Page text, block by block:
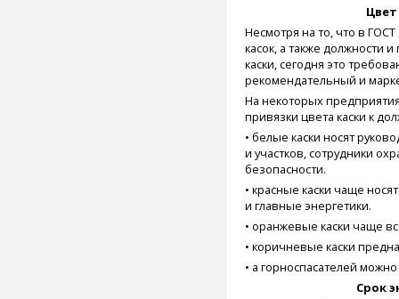
Несмотря на то, что в
касок, а также должности
каски, сегодня это
рекомендательный и
На некоторых
привязки цвета каски к
• белые каски носят
и участков, сотрудники
безопасности.
• красные каски чаще
и главные энергетики.
• оранжевые каски чаще
• коричневые каски
• а горноспасателей
Срок